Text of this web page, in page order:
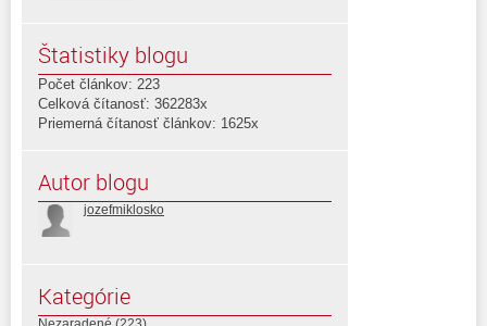
Štatistiky blogu
Počet článkov: 223
Celková čítanosť: 362283x
Priemerná čítanosť článkov: 1625x
Autor blogu
jozefmiklosko
Kategórie